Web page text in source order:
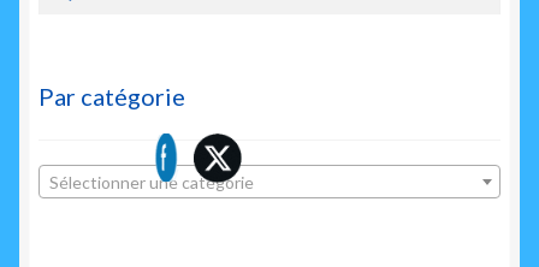
Par catégorie
Sélectionner une catégorie